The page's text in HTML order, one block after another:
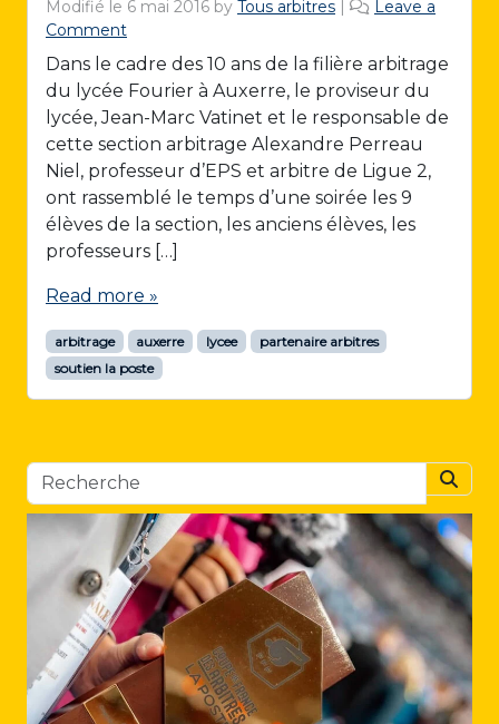
Modifié le 6 mai 2016 by Tous arbitres |
Leave a
Comment
Dans le cadre des 10 ans de la filière arbitrage
du lycée Fourier à Auxerre, le proviseur du
lycée, Jean-Marc Vatinet et le responsable de
cette section arbitrage Alexandre Perreau
Niel, professeur d’EPS et arbitre de Ligue 2,
ont rassemblé le temps d’une soirée les 9
élèves de la section, les anciens élèves, les
professeurs […]
Read more »
arbitrage auxerre lycee
partenaire arbitres
soutien la poste